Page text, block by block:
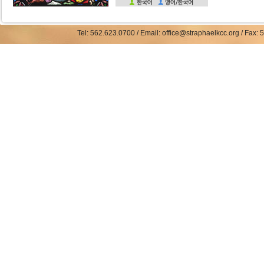
Tel: 562.623.0700 / Email: office@straphaelkcc.org /